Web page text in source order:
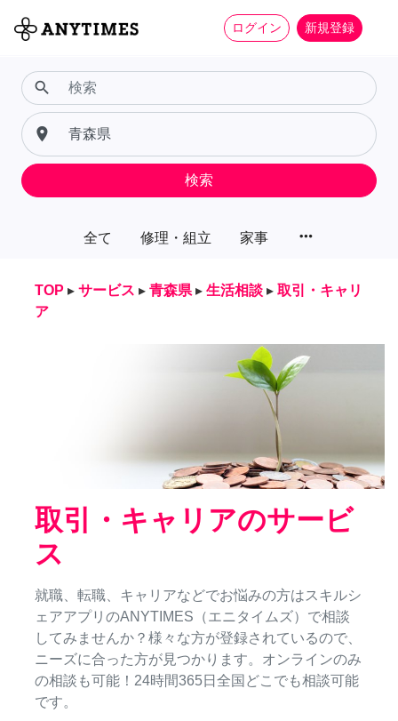
ログイン 新規登録
全て 修理・組立 家事 more_horiz
search
place
検索
TOP ▸ サービス ▸ 青森県 ▸ 生活相談 ▸ 取引・キャリ
ア
取引・キャリアのサービ
ス
就職、転職、キャリアなどでお悩みの方はスキルシ
ェアアプリのANYTIMES（エニタイムズ）で相談
してみませんか？様々な方が登録されているので、
ニーズに合った方が見つかります。オンラインのみ
の相談も可能！24時間365日全国どこでも相談可能
です。